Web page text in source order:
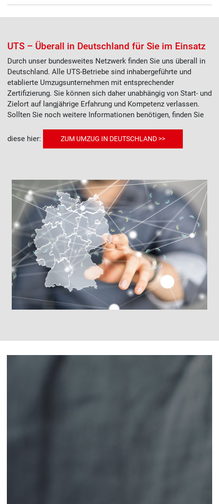
UTS – Überall in Deutschland für Sie im Einsatz
Durch unser bundesweites Netzwerk finden Sie uns überall in
Deutschland. Alle UTS-Betriebe sind inhabergeführte und
etablierte Umzugsunternehmen mit entsprechender
Zertifizierung. Sie können sich daher unabhängig von Start- und
Zielort auf langjährige Erfahrung und Kompetenz verlassen.
Sollten Sie noch weitere Informationen benötigen, finden Sie
diese hier: ZUM UMZUG IN DEUTSCHLAND >>